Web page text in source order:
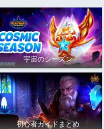
宇宙のシーズン
初心者ガイドまとめ